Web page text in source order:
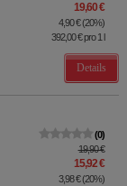
19,60 €
4,90 €(20%)
392,00 €pro 1 l
Details
0
19,90 €
15,92 €
3,98 €(20%)